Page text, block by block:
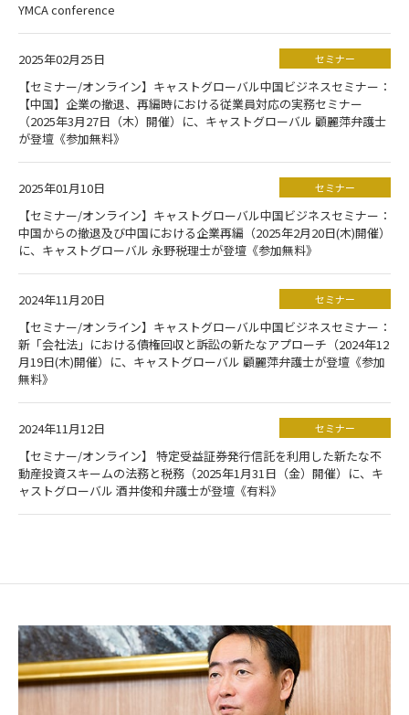
YMCA conference
2025年02月25日 セミナー
【セミナー/オンライン】キャストグローバル中国ビジネスセミナー：
【中国】企業の撤退、再編時における従業員対応の実務セミナー
（2025年3月27日（木）開催）に、キャストグローバル 顧麗萍弁護士
が登壇《参加無料》
2025年01月10日 セミナー
【セミナー/オンライン】キャストグローバル中国ビジネスセミナー：
中国からの撤退及び中国における企業再編（2025年2月20日(木)開催）
に、キャストグローバル 永野税理士が登壇《参加無料》
2024年11月20日 セミナー
【セミナー/オンライン】キャストグローバル中国ビジネスセミナー：
新「会社法」における債権回収と訴訟の新たなアプローチ（2024年12
月19日(木)開催）に、キャストグローバル 顧麗萍弁護士が登壇《参加
無料》
2024年11月12日 セミナー
【セミナー/オンライン】 特定受益証券発行信託を利用した新たな不
動産投資スキームの法務と税務（2025年1月31日（金）開催）に、キ
ャストグローバル 酒井俊和弁護士が登壇《有料》